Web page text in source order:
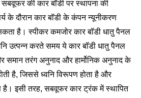
की कार बॉडी पर स्थापना की
के दौरान कार बॉडी के कंपन न्यूनीकरण
सकता है। स्पीकर कमजोर कार बॉडी धातु पैनल
उत्पन्न करते समय ये कार बॉडी धातु पैनल
तरंग अनुनाद और हार्मोनिक अनुनाद के
है, जिससे ध्वनि विरूपण होता है और
है। इसी तरह, सबवूफर कार ट्रंक में स्थापित